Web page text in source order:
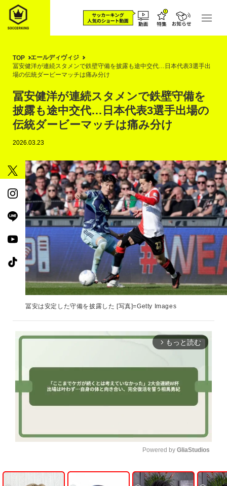
TOP
エールディヴィジ
冨安健洋が連続スタメンで鉄壁守備を披露も途中交代…日本代表3選手出
場の伝統ダービーマッチは痛み分け
冨安健洋が連続スタメンで鉄壁守備を
披露も途中交代…日本代表3選手出場の
伝統ダービーマッチは痛み分け
2026.03.23
冨安は安定した守備を披露した [写真]=Getty Images
arrow_forward_ios もっと読む
U
n
Powered by GliaStudios